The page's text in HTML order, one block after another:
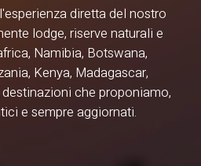
diretta del nostro
lodge, riserve naturali e
Namibia, Botswana,
Kenya, Madagascar,
che proponiamo,
e sempre aggiornati.